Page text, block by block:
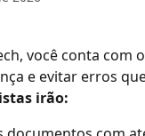
você conta com
e evitar erros
irão: